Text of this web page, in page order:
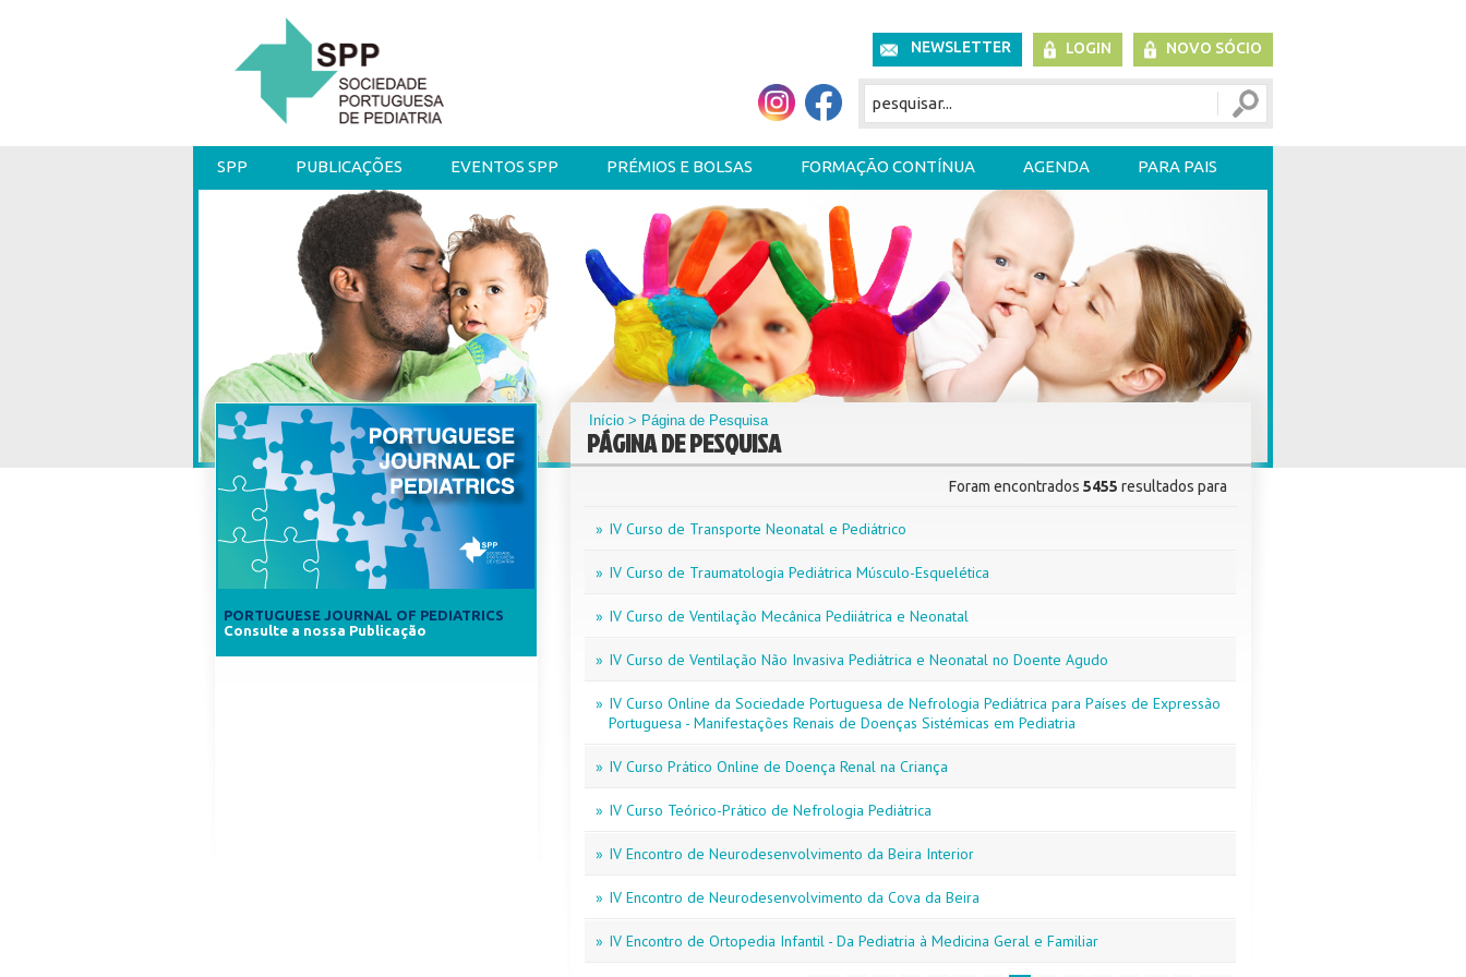
NEWSLETTER LOGIN NOVO SÓCIO
SPP PUBLICAÇÕES EVENTOS SPP PRÉMIOS E BOLSAS FORMAÇÃO CONTÍNUA AGENDA PARA PAIS
PORTUGUESE JOURNAL OF PEDIATRICS
Consulte a nossa Publicação
Início > Página de Pesquisa
PÁGINA DE PESQUISA
Foram encontrados 5455 resultados para
» IV Curso de Transporte Neonatal e Pediátrico
» IV Curso de Traumatologia Pediátrica Músculo-Esquelética
» IV Curso de Ventilação Mecânica Pediiátrica e Neonatal
» IV Curso de Ventilação Não Invasiva Pediátrica e Neonatal no Doente Agudo
» IV Curso Online da Sociedade Portuguesa de Nefrologia Pediátrica para Países de Expressão
Portuguesa - Manifestações Renais de Doenças Sistémicas em Pediatria
» IV Curso Prático Online de Doença Renal na Criança
» IV Curso Teórico-Prático de Nefrologia Pediátrica
» IV Encontro de Neurodesenvolvimento da Beira Interior
» IV Encontro de Neurodesenvolvimento da Cova da Beira
» IV Encontro de Ortopedia Infantil - Da Pediatria à Medicina Geral e Familiar